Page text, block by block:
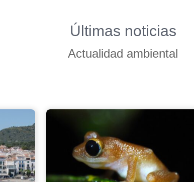
Últimas noticias
Actualidad ambiental